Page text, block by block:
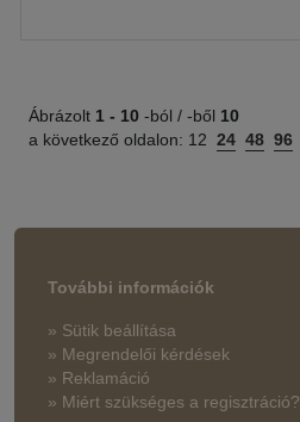
Ábrázolt 1 - 10 -ból / -ből 10
a következő oldalon: 12 24 48 96
További információk
» Sütik beállítása
» Megrendelői kérdések
» Reklamáció
» Miért szükséges a regisztráció?